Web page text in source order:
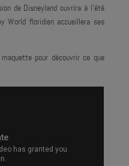
de Disneyland ouvrira à l’été
World floridien accueillera ses
pour découvrir ce que